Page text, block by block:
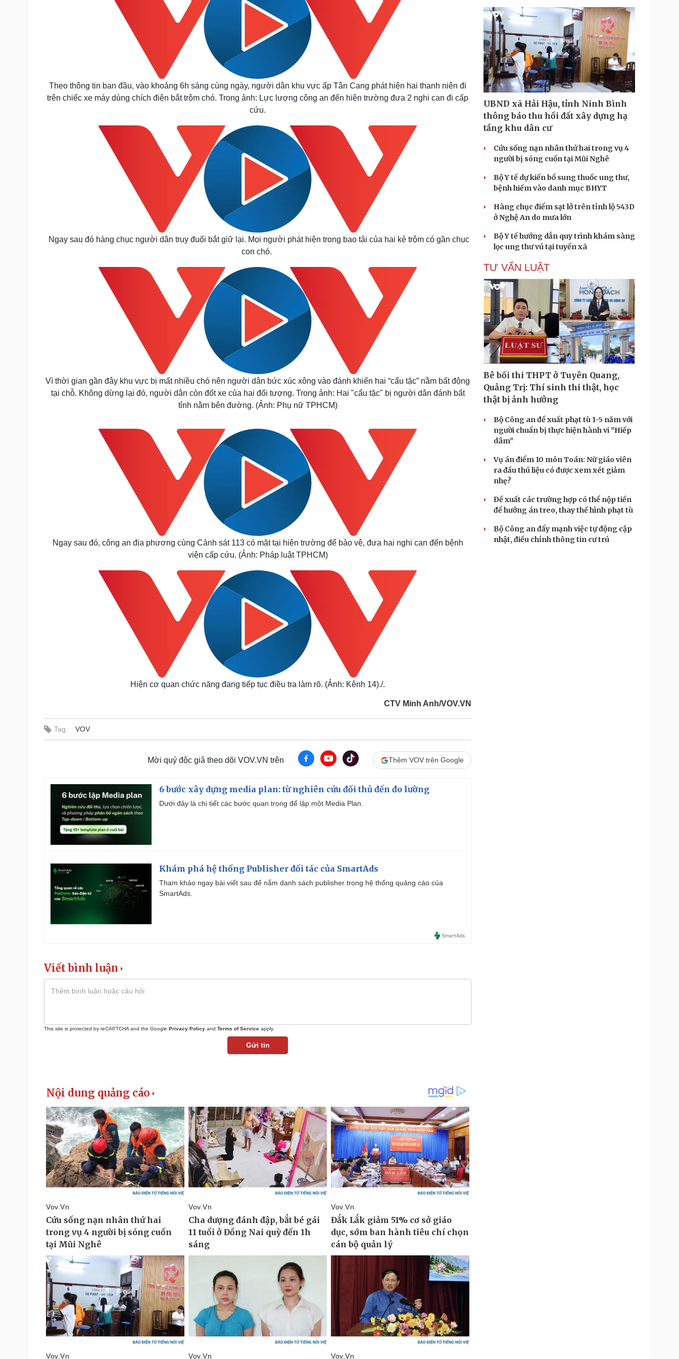
Theo thông tin ban đầu, vào khoảng 6h sáng cùng ngày, người dân khu vực ấp Tân Cang phát hiện hai thanh niên đi
trên chiếc xe máy dùng chích điện bắt trộm chó. Trong ảnh: Lực lượng công an đến hiện trường đưa 2 nghi can đi cấp
cứu.
Ngay sau đó hàng chục người dân truy đuổi bắt giữ lại. Mọi người phát hiện trong bao tải của hai kẻ trộm có gần chục
con chó.
Vì thời gian gần đây khu vực bị mất nhiều chó nên người dân bức xúc xông vào đánh khiến hai “cẩu tặc” nằm bất động
tại chỗ. Không dừng lại đó, người dân còn đốt xe của hai đối tượng. Trong ảnh: Hai "cẩu tặc" bị người dân đánh bất
tỉnh nằm bên đường. (Ảnh: Phụ nữ TPHCM)
Ngay sau đó, công an địa phương cùng Cảnh sát 113 có mặt tại hiện trường để bảo vệ, đưa hai nghi can đến bệnh
viện cấp cứu. (Ảnh: Pháp luật TPHCM)
Hiện cơ quan chức năng đang tiếp tục điều tra làm rõ. (Ảnh: Kênh 14)./.
CTV Minh Anh/VOV.VN
Tag: VOV
Mời quý độc giả theo dõi VOV.VN trên Thêm VOV trên Google
6 bước xây dựng media plan: từ nghiên cứu đối thủ đến đo lường
Dưới đây là chi tiết các bước quan trọng để lập một Media Plan.
Khám phá hệ thống Publisher đối tác của SmartAds
Tham khảo ngay bài viết sau để nắm danh sách publisher trong hệ thống quảng cáo của
SmartAds.
Viết bình luận
This site is protected by reCAPTCHA and the Google Privacy Policy and Terms of Service apply.
Gửi tin
UBND xã Hải Hậu, tỉnh Ninh Bình
thông báo thu hồi đất xây dựng hạ
tầng khu dân cư
Cứu sống nạn nhân thứ hai trong vụ 4
người bị sóng cuốn tại Mũi Nghê
Bộ Y tế dự kiến bổ sung thuốc ung thư,
bệnh hiếm vào danh mục BHYT
Hàng chục điểm sạt lở trên tỉnh lộ 543D
ở Nghệ An do mưa lớn
Bộ Y tế hướng dẫn quy trình khám sàng
lọc ung thư vú tại tuyến xã
TƯ VẤN LUẬT
Bê bối thi THPT ở Tuyên Quang,
Quảng Trị: Thí sinh thi thật, học
thật bị ảnh hưởng
Bộ Công an đề xuất phạt tù 1-5 năm với
người chuẩn bị thực hiện hành vi "Hiếp
dâm"
Vụ án điểm 10 môn Toán: Nữ giáo viên
ra đầu thú liệu có được xem xét giảm
nhẹ?
Đề xuất các trường hợp có thể nộp tiền
để hưởng án treo, thay thế hình phạt tù
Bộ Công an đẩy mạnh việc tự động cập
nhật, điều chỉnh thông tin cư trú